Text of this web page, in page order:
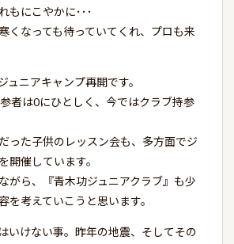
もにこやかに･･･
くなっても待っていてくれ、プロも来
ュニアキャンプ再開です。
者は0にひとしく、今ではクラブ持参
った子供のレッスン会も、多方面でジ
開催しています。
がら、『青木功ジュニアクラブ』も少
を考えていこうと思います。
いけない事。昨年の地震、そしてその